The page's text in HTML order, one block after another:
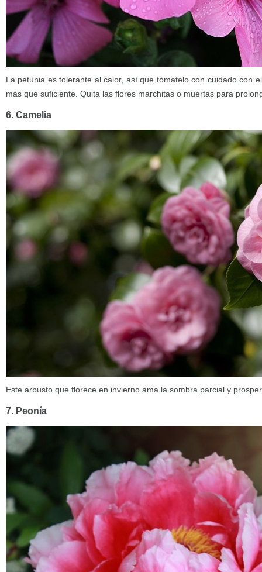
La petunia es tolerante al calor, así que tómatelo con cuidado con
más que suficiente. Quita las flores marchitas o muertas para
6. Camelia
Este arbusto que florece en invierno ama la sombra parcial y
7. Peonía